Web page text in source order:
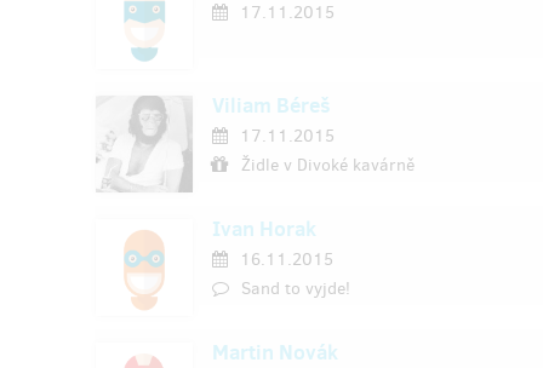
17.11.2015
Viliam Béreš
17.11.2015
Židle v Divoké kavárně
Ivan Horak
16.11.2015
Sand to vyjde!
Martin Novák